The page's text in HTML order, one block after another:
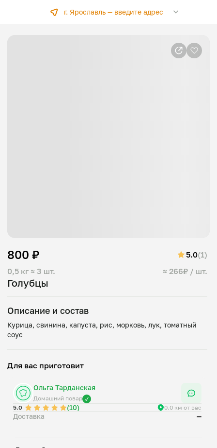
г. Ярославль —введите адрес
Голубцы
0,5 кг ≈ 3 шт. ≈ 266₽ / шт.
800 ₽ 5.0(1)
Описание и состав
Курица, свинина, капуста, рис, морковь, лук, томатный
Для вас приготовит
Ольга Тарданская
Домашний повар
5.0
(10) 0.0 км от вас
Доставка —